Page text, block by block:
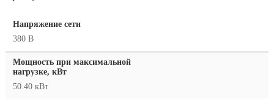
Напряжение сети
380 В
Мощность при максимальной
нагрузке, кВт
50.40 кВт